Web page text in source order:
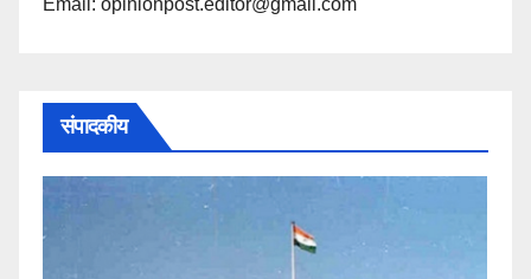
Email: opinionpost.editor@gmail.com
संपादकीय